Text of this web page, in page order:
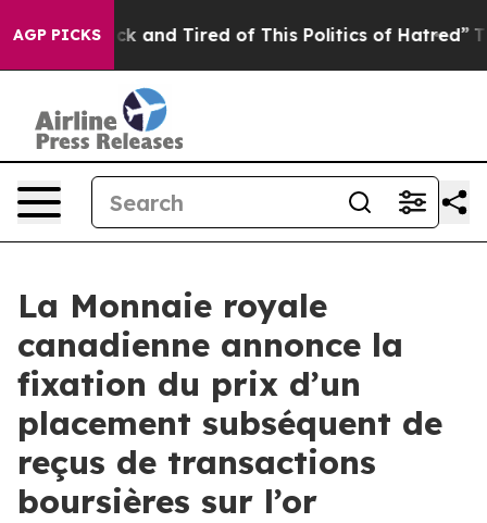
AGP PICKS
Sick and Tired of This Politics of Hatred” The
La Monnaie royale
canadienne annonce la
fixation du prix d’un
placement subséquent de
reçus de transactions
boursières sur l’or